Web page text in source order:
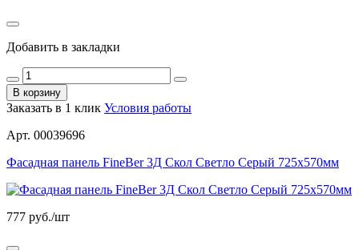
Добавить в закладки
В корзину
Заказать в 1 клик Условия работы
Арт. 00039696
Фасадная панель FineBer 3Д Скол Светло Серый 725х570мм
777 руб./шт